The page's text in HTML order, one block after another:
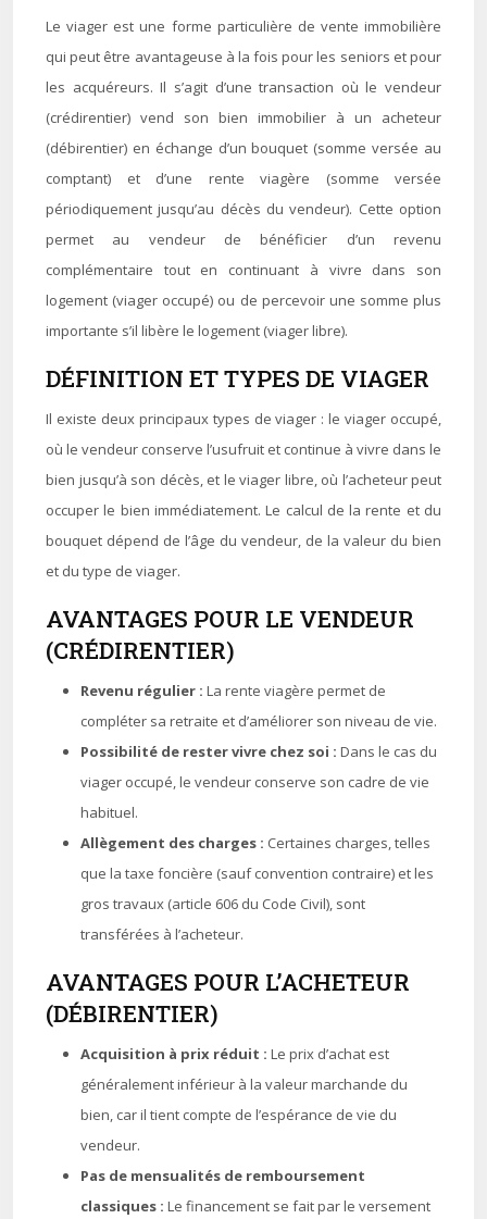
Le viager est une forme particulière de vente immobilière
qui peut être avantageuse à la fois pour les seniors et pour
les acquéreurs. Il s’agit d’une transaction où le vendeur
(crédirentier) vend son bien immobilier à un acheteur
(débirentier) en échange d’un bouquet (somme versée au
comptant) et d’une rente viagère (somme versée
périodiquement jusqu’au décès du vendeur). Cette option
permet au vendeur de bénéficier d’un revenu
complémentaire tout en continuant à vivre dans son
logement (viager occupé) ou de percevoir une somme plus
importante s’il libère le logement (viager libre).
DÉFINITION ET TYPES DE VIAGER
Il existe deux principaux types de viager : le viager occupé,
où le vendeur conserve l’usufruit et continue à vivre dans le
bien jusqu’à son décès, et le viager libre, où l’acheteur peut
occuper le bien immédiatement. Le calcul de la rente et du
bouquet dépend de l’âge du vendeur, de la valeur du bien
et du type de viager.
AVANTAGES POUR LE VENDEUR
(CRÉDIRENTIER)
Revenu régulier : La rente viagère permet de
compléter sa retraite et d’améliorer son niveau de vie.
Possibilité de rester vivre chez soi : Dans le cas du
viager occupé, le vendeur conserve son cadre de vie
habituel.
Allègement des charges : Certaines charges, telles
que la taxe foncière (sauf convention contraire) et les
gros travaux (article 606 du Code Civil), sont
transférées à l’acheteur.
AVANTAGES POUR L’ACHETEUR
(DÉBIRENTIER)
Acquisition à prix réduit : Le prix d’achat est
généralement inférieur à la valeur marchande du
bien, car il tient compte de l’espérance de vie du
vendeur.
Pas de mensualités de remboursement
classiques : Le financement se fait par le versement